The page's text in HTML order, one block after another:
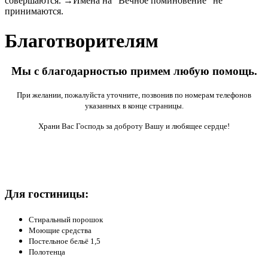
принимаются.
Благотворителям
Мы с благодарностью примем любую помощь.
При желании, пожалуйста уточните, позвонив по номерам телефонов
указанных в конце страницы.
Храни Вас Господь за доброту Вашу и любящее сердце!
Для гостиницы:
Стиральный порошок
Моющие средства
Постельное бельё 1,5
Полотенца